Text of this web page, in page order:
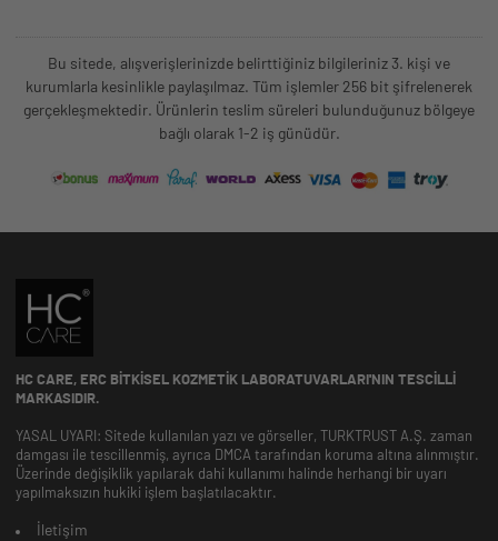
Bu sitede, alışverişlerinizde belirttiğiniz bilgileriniz 3. kişi ve
kurumlarla kesinlikle paylaşılmaz. Tüm işlemler 256 bit şifrelenerek
gerçekleşmektedir. Ürünlerin teslim süreleri bulunduğunuz bölgeye
bağlı olarak 1-2 iş günüdür.
HC CARE, ERC BITKISEL KOZMETIK LABORATUVARLARI'NIN TESCILLI
MARKASIDIR.
YASAL UYARI: Sitede kullanılan yazı ve görseller, TURKTRUST A.Ş. zaman
damgası ile tescillenmiş, ayrıca DMCA tarafından koruma altına alınmıştır.
Üzerinde değişiklik yapılarak dahi kullanımı halinde herhangi bir uyarı
yapılmaksızın hukiki işlem başlatılacaktır.
İletişim